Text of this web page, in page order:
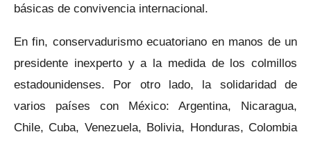
básicas de convivencia internacional.
En fin, conservadurismo ecuatoriano en manos de un
presidente inexperto y a la medida de los colmillos
estadounidenses. Por otro lado, la solidaridad de
varios países con México: Argentina, Nicaragua,
Chile, Cuba, Venezuela, Bolivia, Honduras, Colombia